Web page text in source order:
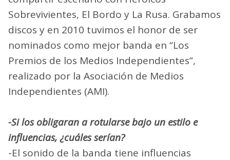
Sobrevivientes, El Bordo y La Rusa. Grabamos
discos y en 2010 tuvimos el honor de ser
nominados como mejor banda en “Los
Premios de los Medios Independientes”,
realizado por la Asociación de Medios
Independientes (AMI).
-Si los obligaran a rotularse bajo un estilo e
influencias, ¿cuáles serían?
-El sonido de la banda tiene influencias